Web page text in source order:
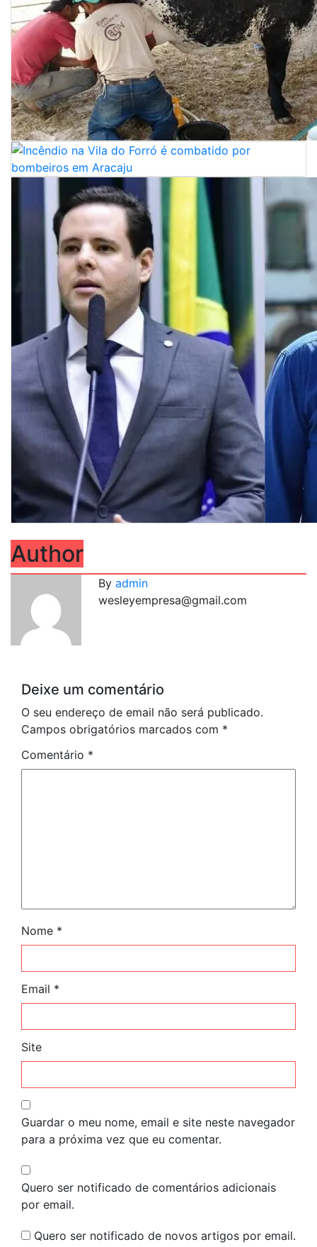
Author
By admin
wesleyempresa@gmail.com
Deixe um comentário
O seu endereço de email não será publicado.
Campos obrigatórios marcados com *
Comentário *
Nome *
Email *
Site
Guardar o meu nome, email e site neste navegador
para a próxima vez que eu comentar.
Quero ser notificado de comentários adicionais
por email.
Quero ser notificado de novos artigos por email.